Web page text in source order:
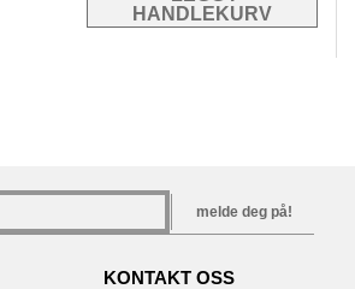
melde deg på!
KONTAKT OSS